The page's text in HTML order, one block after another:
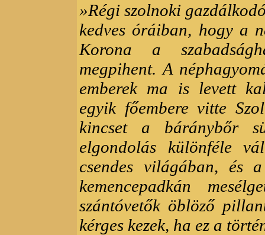
»Régi szolnoki
kedves óráiban, hogy a
Korona a
megpihent. A
emberek ma is levett
egyik főembere vitte
kincset a báránybőr
elgondolás különféle
csendes világában, és
kemencepadkán
szántóvetők öblöző
kérges kezek, ha ez a